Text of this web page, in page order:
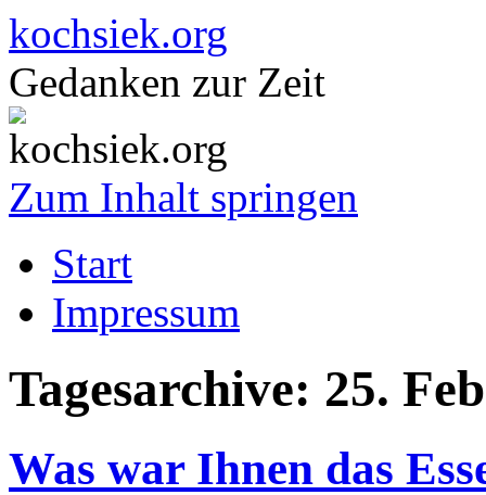
kochsiek.org
Gedanken zur Zeit
Zum Inhalt springen
Start
Impressum
Tagesarchive: 25.
Was war Ihnen das